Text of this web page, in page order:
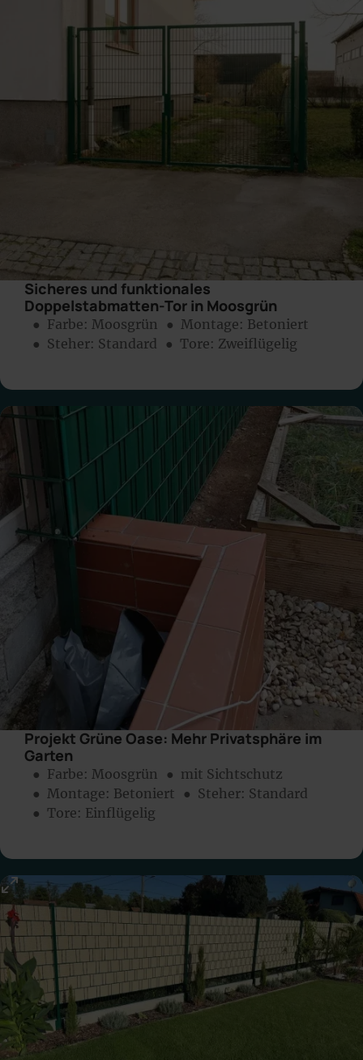
Sicheres und funktionales
Doppelstabmatten-Tor in Moosgrün
● Farbe: Moosgrün ● Montage: Betoniert
● Steher: Standard
● Tore: Zweiflügelig
Projekt Grüne Oase: Mehr Privatsphäre im
Garten
● Farbe: Moosgrün
● mit Sichtschutz
● Montage: Betoniert
● Steher: Standard
● Tore: Einflügelig